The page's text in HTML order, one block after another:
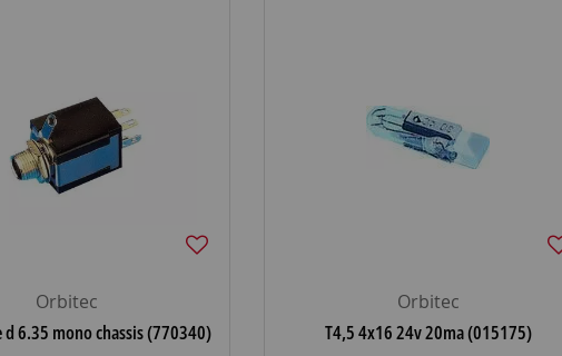
Orbitec
d 6.35 mono chassis (770340)
Orbitec
T4,5 4x16 24v 20ma (015175)